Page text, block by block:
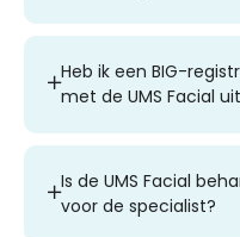
Heb ik een BIG-
met de UMS Facial
Is de UMS Facial
voor de specialist?